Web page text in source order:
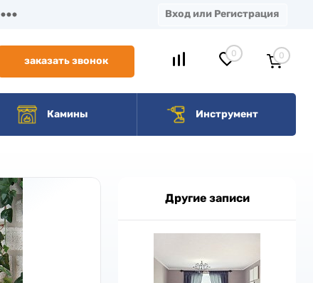
Вход или Регистрация
заказать звонок
0 0
Камины Инструмент
Другие записи